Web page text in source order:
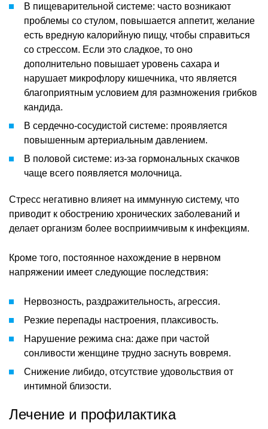
В пищеварительной системе: часто возникают
проблемы со стулом, повышается аппетит, желание
есть вредную калорийную пищу, чтобы справиться
со стрессом. Если это сладкое, то оно
дополнительно повышает уровень сахара и
нарушает микрофлору кишечника, что является
благоприятным условием для размножения грибков
кандида.
В сердечно-сосудистой системе: проявляется
повышенным артериальным давлением.
В половой системе: из-за гормональных скачков
чаще всего появляется молочница.
Стресс негативно влияет на иммунную систему, что
приводит к обострению хронических заболеваний и
делает организм более восприимчивым к инфекциям.
Кроме того, постоянное нахождение в нервном
напряжении имеет следующие последствия:
Нервозность, раздражительность, агрессия.
Резкие перепады настроения, плаксивость.
Нарушение режима сна: даже при частой
сонливости женщине трудно заснуть вовремя.
Снижение либидо, отсутствие удовольствия от
интимной близости.
Лечение и профилактика